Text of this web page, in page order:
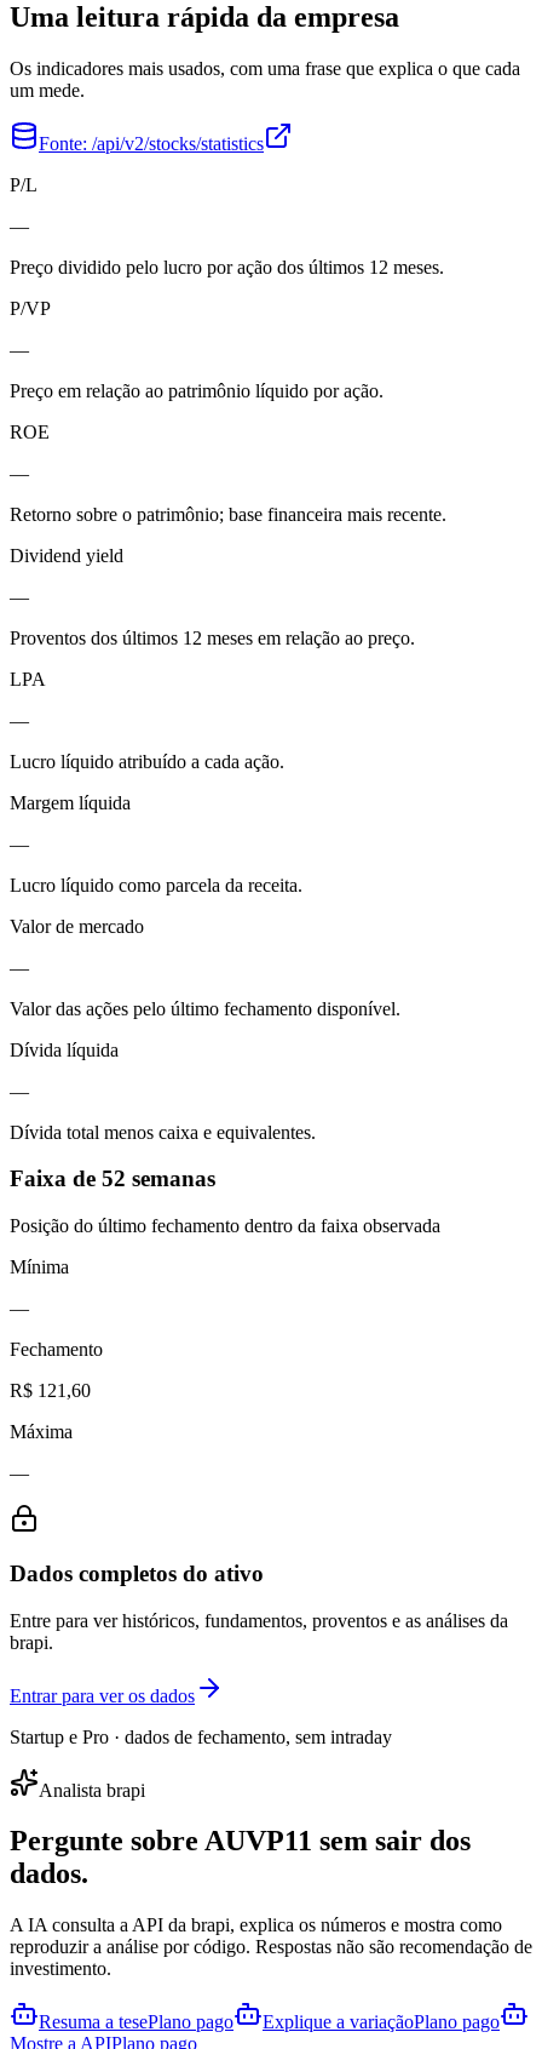
Uma leitura rápida da empresa
Os indicadores mais usados, com uma frase que explica o que cada
um mede.
Fonte: /api/v2/stocks/statistics
P/L
—
Preço dividido pelo lucro por ação dos últimos 12 meses.
P/VP
—
Preço em relação ao patrimônio líquido por ação.
ROE
—
Retorno sobre o patrimônio; base financeira mais recente.
Dividend yield
—
Proventos dos últimos 12 meses em relação ao preço.
LPA
—
Lucro líquido atribuído a cada ação.
Margem líquida
—
Lucro líquido como parcela da receita.
Valor de mercado
—
Valor das ações pelo último fechamento disponível.
Dívida líquida
—
Dívida total menos caixa e equivalentes.
Faixa de 52 semanas
Posição do último fechamento dentro da faixa observada
Mínima
—
Fechamento
R$ 121,60
Máxima
—
Dados completos do ativo
Entre para ver históricos, fundamentos, proventos e as análises da
brapi.
Entrar para ver os dados
Startup e Pro · dados de fechamento, sem intraday
Analista brapi
Pergunte sobre AUVP11 sem sair dos
dados.
A IA consulta a API da brapi, explica os números e mostra como
reproduzir a análise por código. Respostas não são recomendação de
investimento.
Resuma a tesePlano pago Explique a variaçãoPlano pago
Mostre a APIPlano pago